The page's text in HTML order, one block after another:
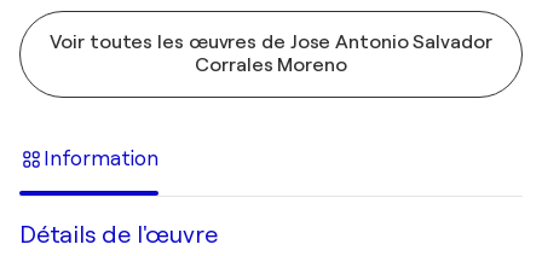
Voir toutes les œuvres de Jose Antonio Salvador
Corrales Moreno
Information
Détails de l'œuvre